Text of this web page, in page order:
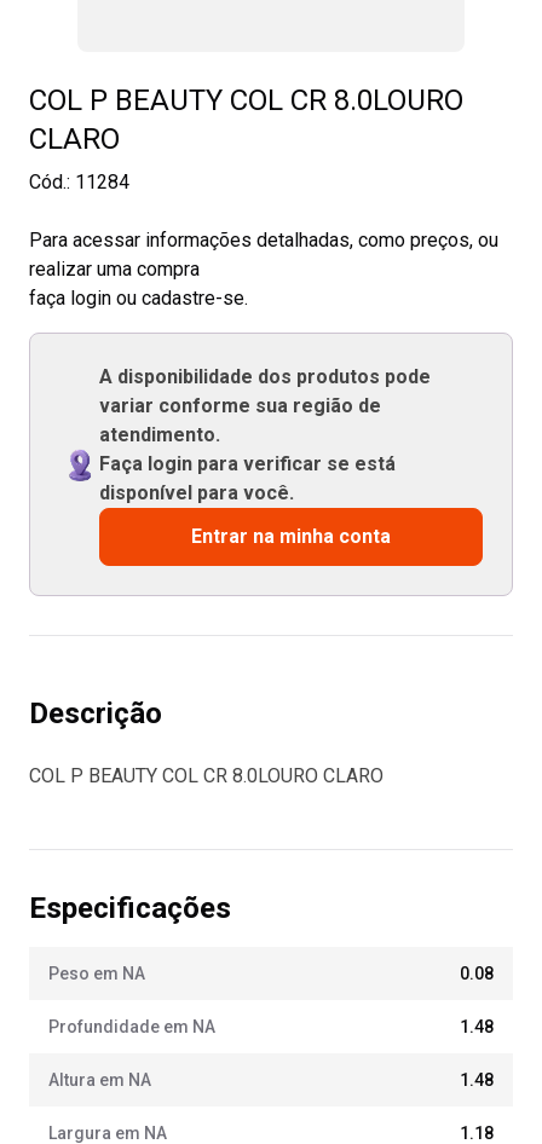
COL P BEAUTY COL CR 8.0LOURO
CLARO
Cód.: 11284
Para acessar informações detalhadas, como preços, ou
realizar uma compra
faça login ou cadastre-se.
A disponibilidade dos produtos pode
variar conforme sua região de
atendimento.
Faça login para verificar se está
disponível para você.
Entrar na minha conta
Descrição
COL P BEAUTY COL CR 8.0LOURO CLARO
Especificações
Peso em NA 0.08
Profundidade em NA 1.48
Altura em NA 1.48
Largura em NA 1.18